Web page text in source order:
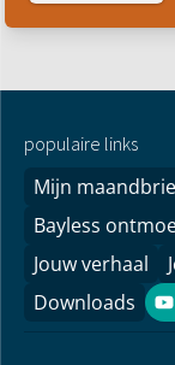
populaire links
Mijn
Bayless
Jouw verhaal
Downloads